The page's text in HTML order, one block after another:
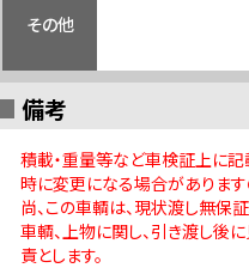
その他
備考
積載・重量等など車検証上に
時に変更になる場合があります
尚、この車輌は、現状渡し無保証
車輌、上物に関し、引き渡し後
責とします。